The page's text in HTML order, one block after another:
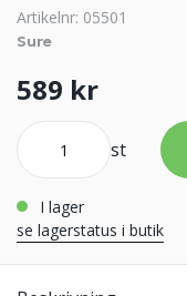
Artikelnr: 05501
Sure
589 kr
st
i lager
se lagerstatus i butik